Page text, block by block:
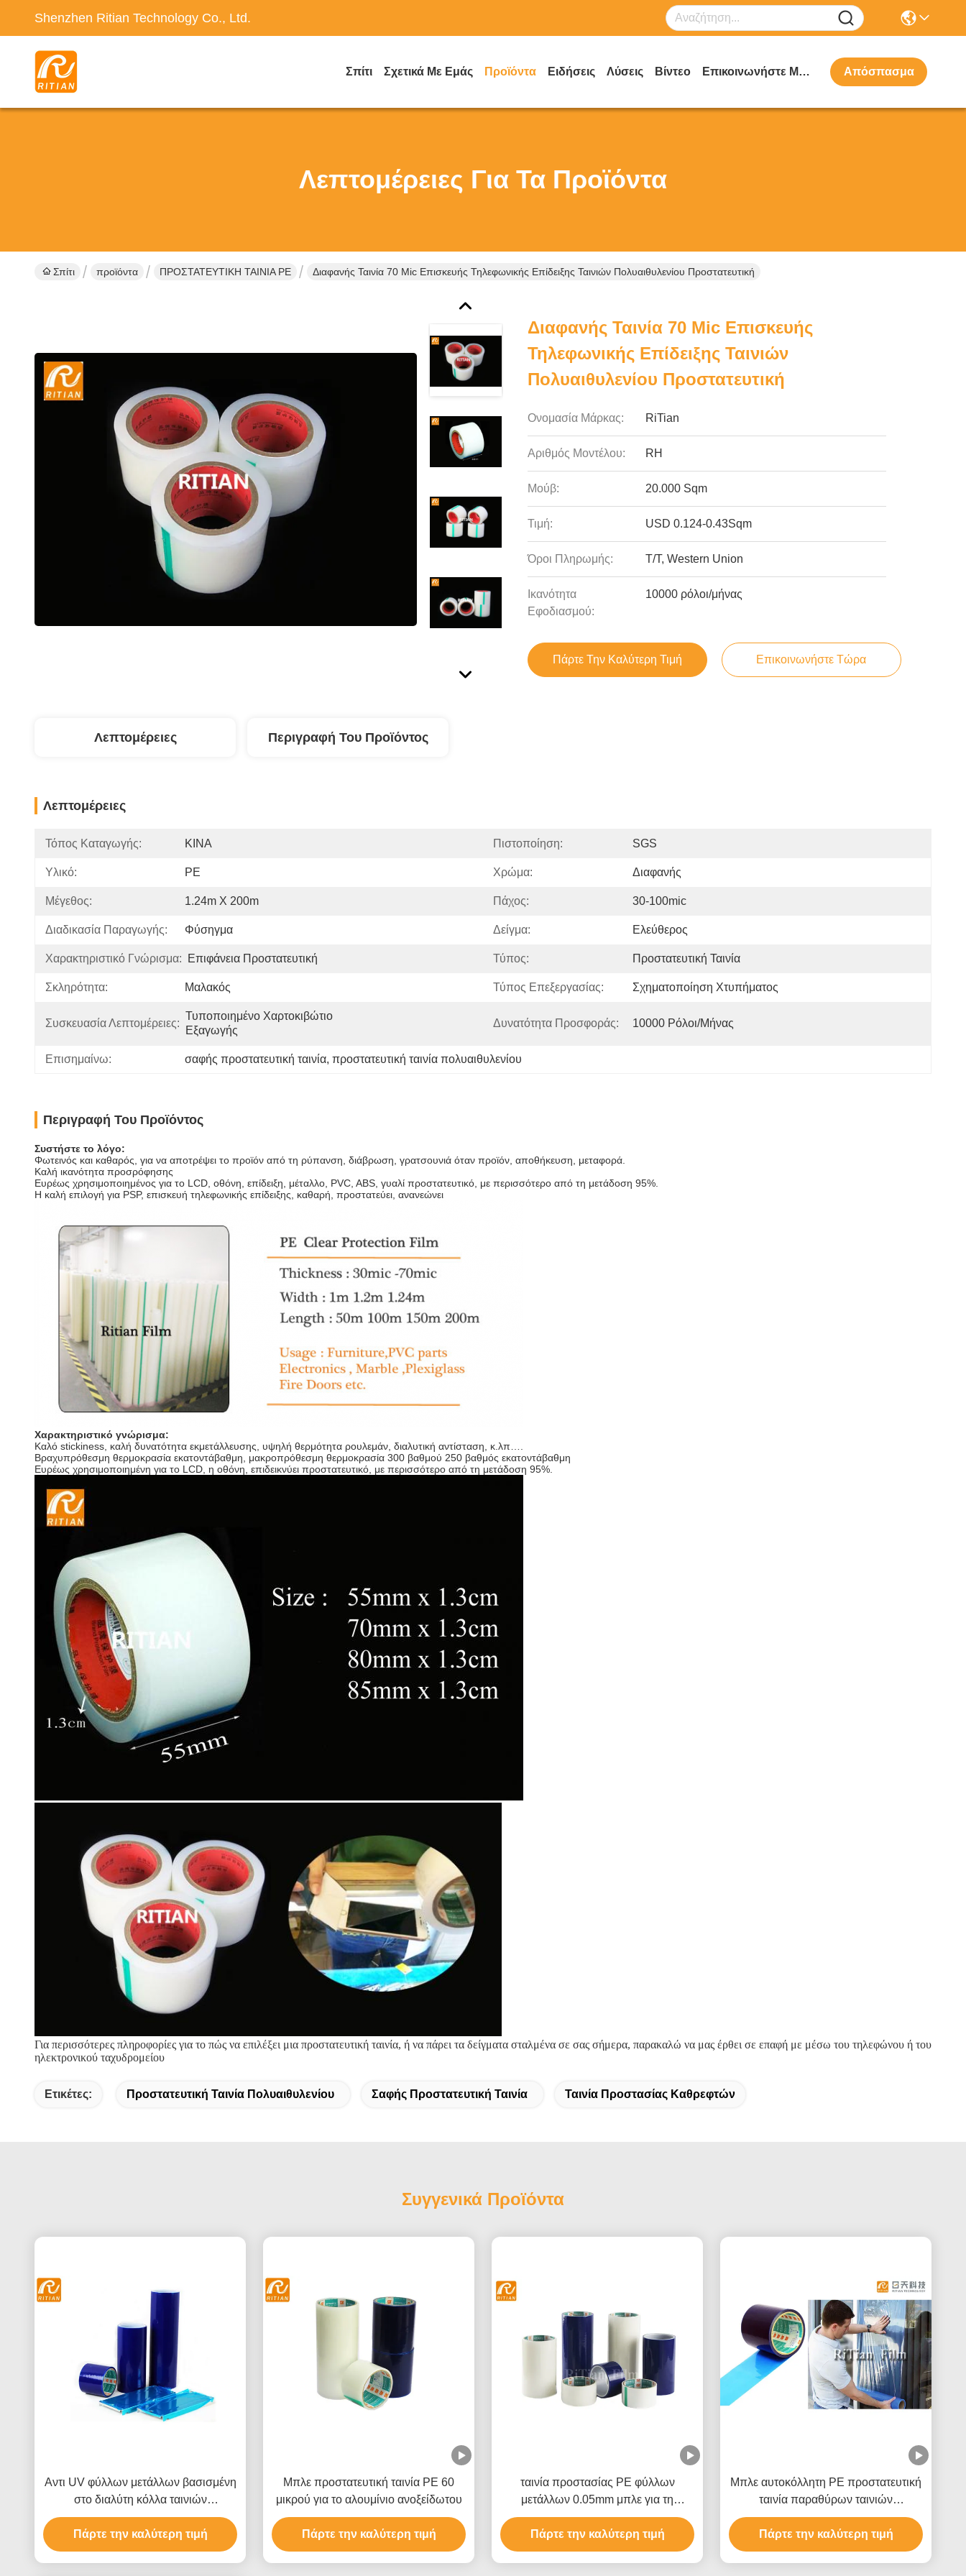
Shenzhen Ritian Technology Co., Ltd.
Σπίτι Σχετικά Με Εμάς Προϊόντα Ειδήσεις Λύσεις Βίντεο Επικοινωνήστε Μαζί Μας Απόσπασμα
Λεπτομέρειες Για Τα Προϊόντα
Σπίτι προϊόντα ΠΡΟΣΤΑΤΕΥΤΙΚΗ ΤΑΙΝΙΑ PE Διαφανής Ταινία 70 Mic Επισκευής Τηλεφωνικής Επίδειξης Ταινιών Πολυαιθυλενίου Προστατευτική
Διαφανής Ταινία 70 Mic Επισκευής
Τηλεφωνικής Επίδειξης Ταινιών
Πολυαιθυλενίου Προστατευτική
Ονομασία Μάρκας: RiTian
Αριθμός Μοντέλου: RH
Μούβ: 20.000 Sqm
Τιμή: USD 0.124-0.43Sqm
Όροι Πληρωμής: T/T, Western Union
Ικανότητα
Εφοδιασμού:
10000 ρόλοι/μήνας
Πάρτε Την Καλύτερη Τιμή Επικοινωνήστε Τώρα
Λεπτομέρειες Περιγραφή Του Προϊόντος
Λεπτομέρειες
Τόπος Καταγωγής: ΚΙΝΑ Πιστοποίηση: SGS
Υλικό: PE Χρώμα: Διαφανής
Μέγεθος: 1.24m X 200m Πάχος: 30-100mic
Διαδικασία Παραγωγής: Φύσηγμα Δείγμα: Ελεύθερος
Χαρακτηριστικό Γνώρισμα: Επιφάνεια Προστατευτική Τύπος: Προστατευτική Ταινία
Σκληρότητα: Μαλακός Τύπος Επεξεργασίας: Σχηματοποίηση Χτυπήματος
Συσκευασία Λεπτομέρειες:
Τυποποιημένο Χαρτοκιβώτιο
Εξαγωγής
Δυνατότητα Προσφοράς: 10000 Ρόλοι/μήνας
Επισημαίνω: σαφής προστατευτική ταινία, προστατευτική ταινία πολυαιθυλενίου
Περιγραφή Του Προϊόντος
Συστήστε το λόγο:
Φωτεινός και καθαρός, για να αποτρέψει το προϊόν από τη ρύπανση, διάβρωση, γρατσουνιά όταν προϊόν, αποθήκευση, μεταφορά.
Καλή ικανότητα προσρόφησης
Ευρέως χρησιμοποιημένος για το LCD, οθόνη, επίδειξη, μέταλλο, PVC, ABS, γυαλί προστατευτικό, με περισσότερο από τη μετάδοση 95%.
Η καλή επιλογή για PSP, επισκευή τηλεφωνικής επίδειξης, καθαρή, προστατεύει, ανανεώνει
Χαρακτηριστικό γνώρισμα:
Καλό stickiness, καλή δυνατότητα εκμετάλλευσης, υψηλή θερμότητα ρουλεμάν, διαλυτική αντίσταση, κ.λπ….
Βραχυπρόθεσμη θερμοκρασία εκατοντάβαθμη, μακροπρόθεσμη θερμοκρασία 300 βαθμού 250 βαθμός εκατοντάβαθμη
Ευρέως χρησιμοποιημένη για το LCD, η οθόνη, επιδεικνύει προστατευτικό, με περισσότερο από τη μετάδοση 95%.
Για περισσότερες πληροφορίες για το πώς να επιλέξει μια προστατευτική ταινία, ή να πάρει τα δείγματα σταλμένα σε σας σήμερα, παρακαλώ να μας έρθει σε επαφή με μέσω του τηλεφώνου ή του
ηλεκτρονικού ταχυδρομείου
Ετικέτες: Προστατευτική Ταινία Πολυαιθυλενίου Σαφής Προστατευτική Ταινία Ταινία Προστασίας Καθρεφτών
Συγγενικά Προϊόντα
Αντι UV φύλλων μετάλλων βασισμένη
στο διαλύτη κόλλα ταινιών
πολυαιθυλενίου προστατευτική
Πάρτε την καλύτερη τιμή
Μπλε προστατευτική ταινία PE 60
μικρού για το αλουμίνιο ανοξείδωτου
Πάρτε την καλύτερη τιμή
ταινία προστασίας PE φύλλων
μετάλλων 0.05mm μπλε για τη
σύνθετη επιτροπή αργιλίου
Πάρτε την καλύτερη τιμή
Μπλε αυτοκόλλητη PE προστατευτική
ταινία παραθύρων ταινιών
Shatterproof
Πάρτε την καλύτερη τιμή